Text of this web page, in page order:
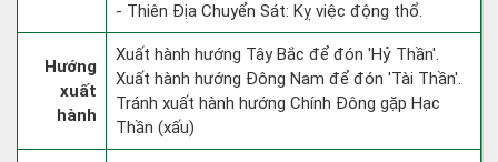
- Thiên Địa Chuyển Sát: Kỵ việc động thổ.
Hướng
xuất
hành
Xuất hành hướng Tây Bắc để đón 'Hỷ Thần'.
Xuất hành hướng Đông Nam để đón 'Tài Thần'.
Tránh xuất hành hướng Chính Đông gặp Hạc
Thần (xấu)